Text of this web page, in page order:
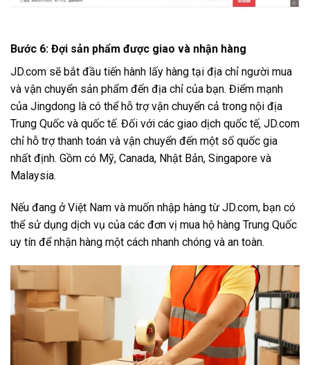
Bước 6: Đợi sản phẩm được giao và nhận hàng
JD.com sẽ bắt đầu tiến hành lấy hàng tại địa chỉ người mua
và vận chuyển sản phẩm đến địa chỉ của bạn. Điểm mạnh
của Jingdong là có thể hỗ trợ vận chuyển cả trong nội địa
Trung Quốc và quốc tế. Đối với các giao dịch quốc tế, JD.com
chỉ hỗ trợ thanh toán và vận chuyển đến một số quốc gia
nhất định. Gồm có Mỹ, Canada, Nhật Bản, Singapore và
Malaysia.
Nếu đang ở Việt Nam và muốn nhập hàng từ JD.com, bạn có
thể sử dụng dịch vụ của các đơn vị mua hộ hàng Trung Quốc
uy tín để nhận hàng một cách nhanh chóng và an toàn.